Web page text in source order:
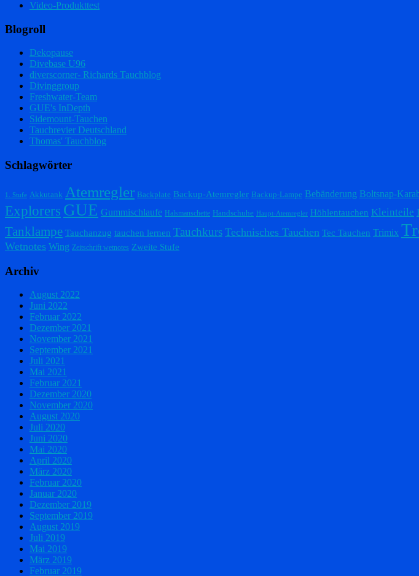
Video-Produkttest
Blogroll
Dekopause
Divebase U96
diverscorner- Richards Tauchblog
Divinggroup
Freshwater-Team
GUE's InDepth
Sidemount-Tauchen
Tauchrevier Deutschland
Thomas' Tauchblog
Schlagwörter
1. Stufe Akkutank Atemregler Backplate Backup-Atemregler Backup-Lampe Bebänderung Boltsnap-
Explorers GUE Gummischlaufe Halsmanschette Handschuhe Haupt-Atemregler Höhlentauchen Kleinteile
Tanklampe Tauchanzug tauchen lernen Tauchkurs Technisches Tauchen Tec Tauchen Trimix
Wetnotes Wing Zeitschrift wetnotes Zweite Stufe
Archiv
August 2022
Juni 2022
Februar 2022
Dezember 2021
November 2021
September 2021
Juli 2021
Mai 2021
Februar 2021
Dezember 2020
November 2020
August 2020
Juli 2020
Juni 2020
Mai 2020
April 2020
März 2020
Februar 2020
Januar 2020
Dezember 2019
September 2019
August 2019
Juli 2019
Mai 2019
März 2019
Februar 2019